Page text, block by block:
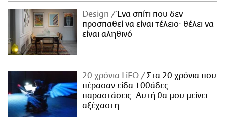
Design
Ένα σπίτι που δεν
προσπαθεί να είναι τέλειο· θέλει να
είναι αληθινό
20 χρόνια LiFO
Στα 20 χρόνια που
πέρασαν είδα 100άδες
παραστάσεις. Αυτή θα μου μείνει
αξέχαστη